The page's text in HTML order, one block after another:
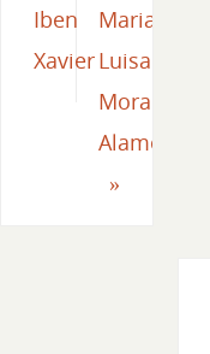
Iben
Xavier
Maria
Luisa
Mora
Alameda
»